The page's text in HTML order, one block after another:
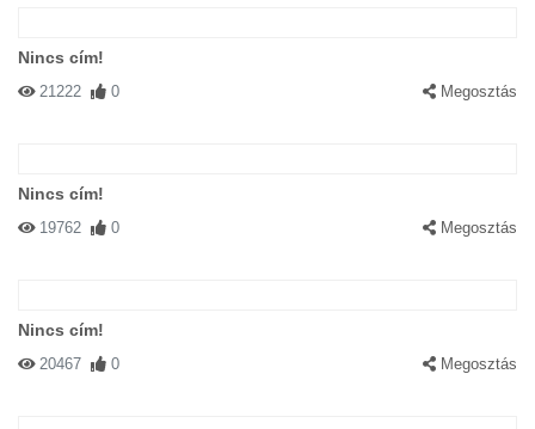
Nincs cím!
21222 0 Megosztás
Nincs cím!
19762 0 Megosztás
Nincs cím!
20467 0 Megosztás